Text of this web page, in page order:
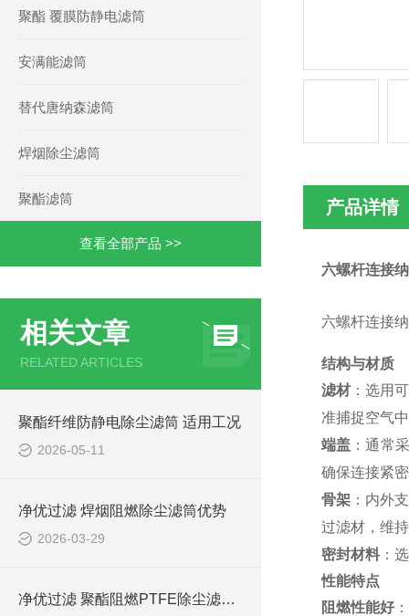
聚酯 覆膜防静电滤筒
安满能滤筒
替代唐纳森滤筒
焊烟除尘滤筒
聚酯滤筒
查看全部产品 >>
相关文章
RELATED ARTICLES
聚酯纤维防静电除尘滤筒 适用工况
2026-05-11
净优过滤 焊烟阻燃除尘滤筒优势
2026-03-29
净优过滤 聚酯阻燃PTFE除尘滤筒优势
产品详情
六螺杆连接
六螺杆连接
结构与材质
滤材：选用
准捕捉空气
端盖 ：通常
确保连接紧
骨架：内外
过滤材，维
密封材料：
性能特点
阻燃性能好